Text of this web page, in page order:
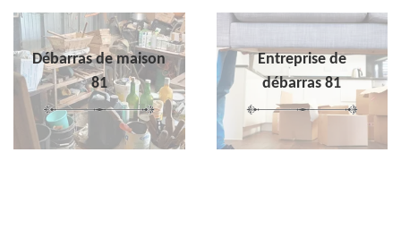
Débarras de maison
81
Entreprise de
débarras 81